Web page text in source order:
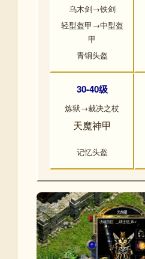
乌木剑→铁剑
轻型盔甲→中型盔
甲
青铜头盔
30-40级
炼狱→裁决之杖
天魔神甲
记忆头盔